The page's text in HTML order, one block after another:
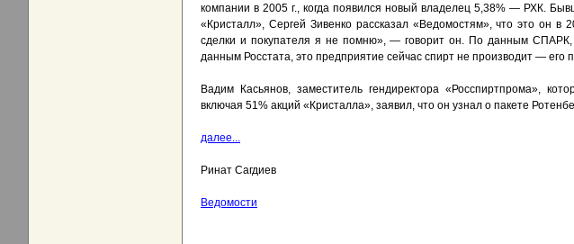
компании в 2005 г., когда появился новый владелец 5,38% — РХК.
«Кристалл», Сергей Зивенко рассказал «Ведомостям», что это он в
сделки и покупателя я не помню», — говорит он. По данным СПАРК,
данным Росстата, это предприятие сейчас спирт не производит — его
Вадим Касьянов, заместитель гендиректора «Росспиртпрома»,
включая 51% акций «Кристалла», заявил, что он узнал о пакете
далее...
Ринат Сагдиев
Ведомости